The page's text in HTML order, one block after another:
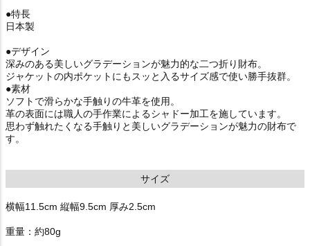
●特長
日本製
●デザイン
深みのある美しいグラデーションが魅力的な二つ折り財布。
ジャケットの内ポケットにもスッと入るサイズ感で使い勝手抜群。
●素材
ソフトで滑らかな手触りの牛革を使用。
革の表面には職人の手作業によるシャドー加工を施しています。
思わず触れたくなる手触りと美しいグラデーションが魅力の財布で
す。
サイズ
横幅11.5cm 縦幅9.5cm 厚み2.5cm
重量：約80g